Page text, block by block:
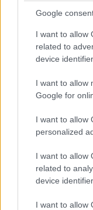
Google
I want to allow
related to
device
I want to allow
Google for
I want to allow
personalized
I want to allow
related to
device
I want to allow
της Αττικής